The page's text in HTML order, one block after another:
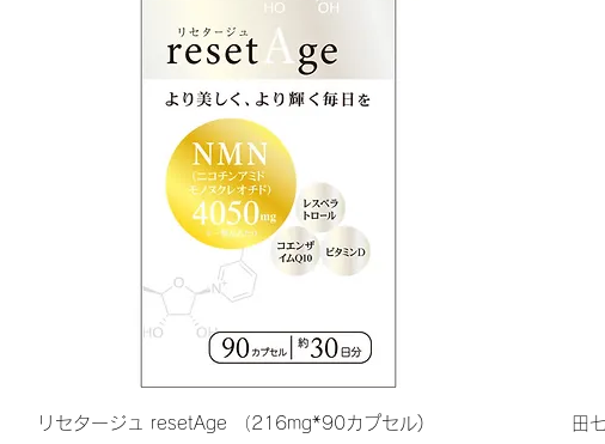
クイックビュー
リセタージュ resetAge （216mg*90カプセル)
田